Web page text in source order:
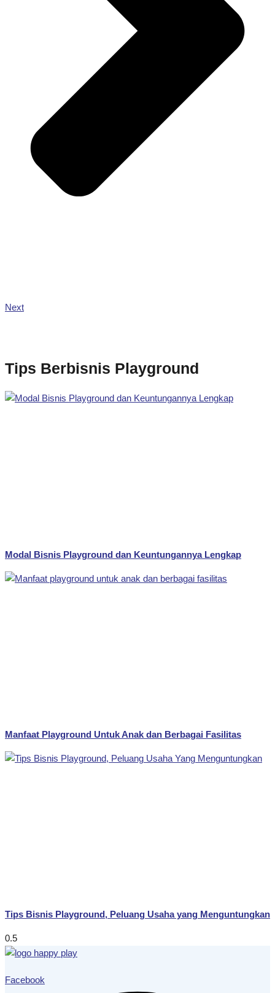
Next
Tips Berbisnis Playground
Modal Bisnis Playground dan Keuntungannya Lengkap
Manfaat Playground Untuk Anak dan Berbagai Fasilitas
Tips Bisnis Playground, Peluang Usaha yang Menguntungkan
Facebook